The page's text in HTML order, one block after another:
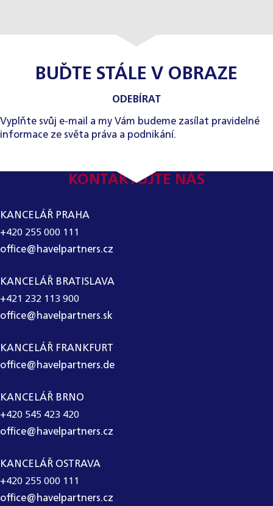
BUĎTE STÁLE V OBRAZE
ODEBÍRAT
Vyplňte svůj e-mail a my Vám budeme zasílat pravidelné
informace ze světa práva a podnikání.
KONTAKTUJTE NÁS
KANCELÁŘ PRAHA
+420 255 000 111
office@havelpartners.cz
KANCELÁŘ BRATISLAVA
+421 232 113 900
office@havelpartners.sk
KANCELÁŘ FRANKFURT
office@havelpartners.de
KANCELÁŘ BRNO
+420 545 423 420
office@havelpartners.cz
KANCELÁŘ OSTRAVA
+420 255 000 111
office@havelpartners.cz